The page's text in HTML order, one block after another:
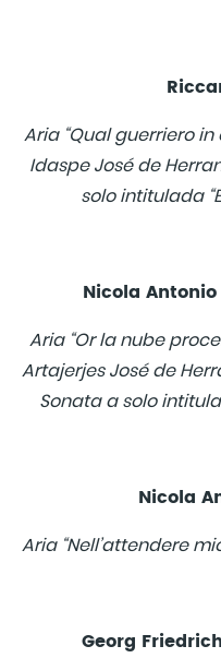
Aria “Qual guerriero
Idaspe José de
solo intitulada
Nicola Antonio
Aria “Or la nube
Artajerjes José de
Sonata a solo
Nicola
Aria “Nell’attendere
Georg